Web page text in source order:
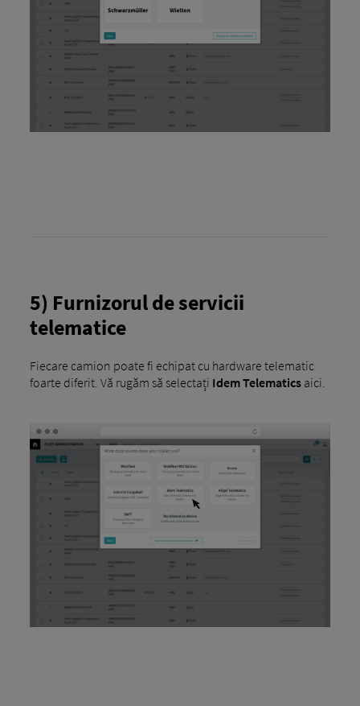
5) Furnizorul de servicii
telematice
Fiecare camion poate fi echipat cu hardware telematic
foarte diferit. Vă rugăm să selectați Idem Telematicsaici.